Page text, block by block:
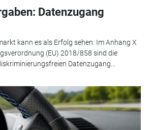
Datenzugang
kann es als Erfolg sehen: Im Anhang X
(EU) 2018/858 sind die
Datenzugang...